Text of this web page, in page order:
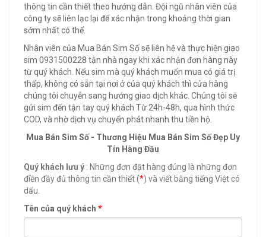
thông tin cần thiết theo hướng dẫn. Đội ngũ nhân viên của
công ty sẽ liên lạc lại để xác nhận trong khoảng thời gian
sớm nhất có thể.
Nhân viên của Mua Bán Sim Số sẽ liên hệ và thực hiện giao
sim 0931500228 tận nhà ngay khi xác nhận đơn hàng này
từ quý khách. Nếu sim mà quý khách muốn mua có giá trị
thấp, không có sẵn tại nơi ở của quý khách thì cửa hàng
chúng tôi chuyễn sang hướng giao dịch khác. Chúng tôi sẽ
gửi sim đến tận tay quý khách Từ 24h-48h, qua hình thức
COD, và nhờ dịch vụ chuyển phát nhanh thu tiền hộ.
Mua Bán Sim Số - Thương Hiệu Mua Bán Sim Số Đẹp Uy
Tín Hàng Đầu
Quý khách lưu ý : Những đơn đặt hàng đúng là những đơn
điền đầy đủ thông tin cần thiết (*) và viết bằng tiếng Việt có
dấu.
Tên của quý khách *